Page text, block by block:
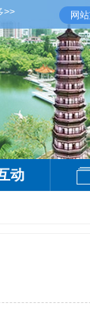
晚间天气】今晚
>> 网
动